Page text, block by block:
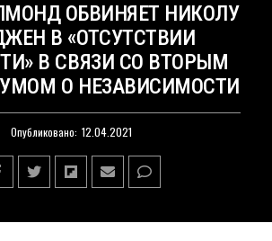
ОБВИНЯЕТ НИКОЛУ
В «ОТСУТСТВИИ
В СВЯЗИ СО ВТОРЫМ
О НЕЗАВИСИМОСТИ
Опубликовано: 12.04.2021